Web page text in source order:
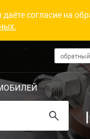
согласие на